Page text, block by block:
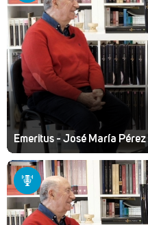
Emeritus - José María Pérez